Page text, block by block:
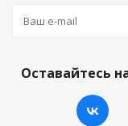
Оставайтесь